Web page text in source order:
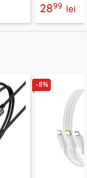
2899 lei
-8%